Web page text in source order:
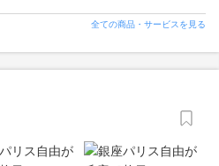
全ての商品・サービスを見る